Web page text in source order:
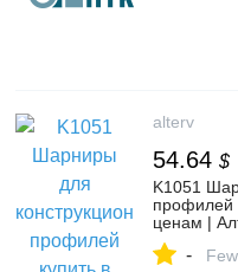
alterv
54.64 $
K1051
профилей
ценам |
-